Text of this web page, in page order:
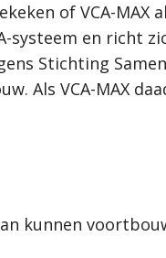
of VCA-MAX
systeem en richt
Stichting
Als VCA-MAX
kunnen